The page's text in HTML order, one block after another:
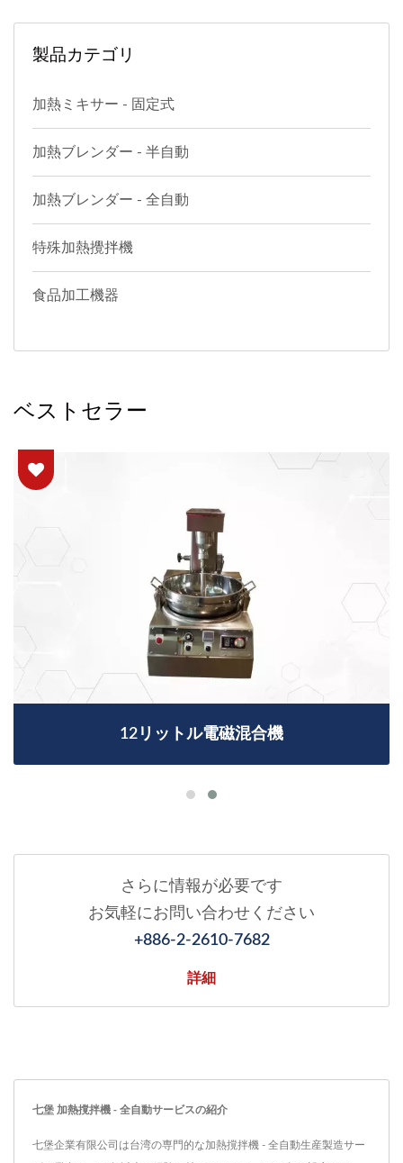
製品カテゴリ
加熱ミキサー - 固定式
加熱ブレンダー - 半自動
加熱ブレンダー - 全自動
特殊加熱攪拌機
食品加工機器
ベストセラー
12リットル電磁混合機
さらに情報が必要です
お気軽にお問い合わせください
+886-2-2610-7682
詳細
七堡 加熱撹拌機 - 全自動サービスの紹介
七堡企業有限公司は台湾の専門的な加熱撹拌機 - 全自動生産製造サー